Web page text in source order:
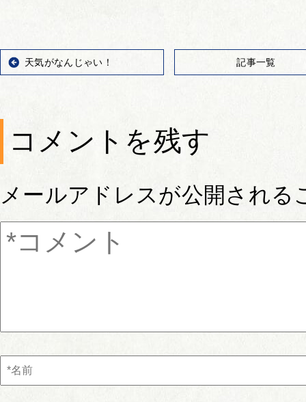
天気がなんじゃい！ 記事一覧
コメントを残す
メールアドレスが公開される